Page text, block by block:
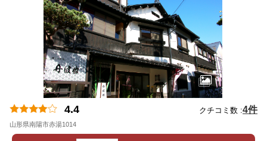
4.4 クチコミ数 :4件
山形県南陽市赤湯1014